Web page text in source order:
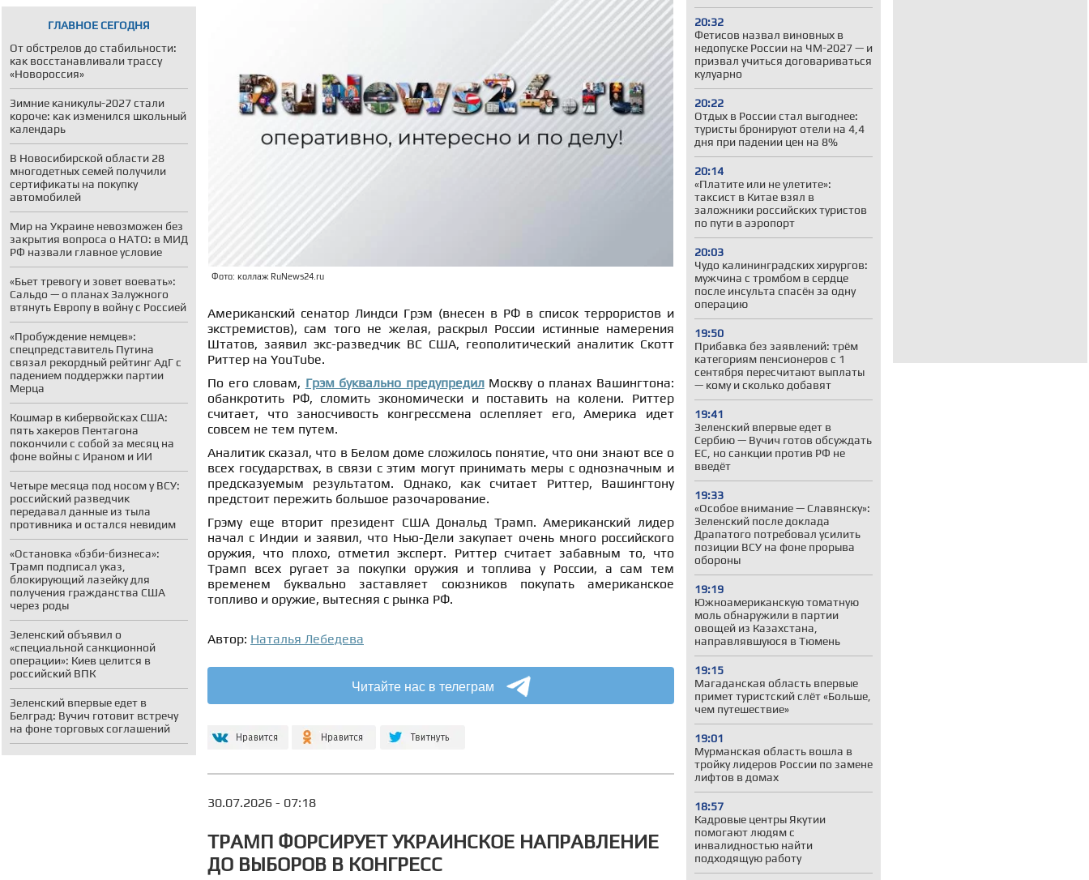
ГЛАВНОЕ СЕГОДНЯ
От обстрелов до стабильности:
как восстанавливали трассу
«Новороссия»
Зимние каникулы-2027 стали
короче: как изменился школьный
календарь
В Новосибирской области 28
многодетных семей получили
сертификаты на покупку
автомобилей
Мир на Украине невозможен без
закрытия вопроса о НАТО: в МИД
РФ назвали главное условие
«Бьет тревогу и зовет воевать»:
Сальдо — о планах Залужного
втянуть Европу в войну с Россией
«Пробуждение немцев»:
спецпредставитель Путина
связал рекордный рейтинг АдГ с
падением поддержки партии
Мерца
Кошмар в кибервойсках США:
пять хакеров Пентагона
покончили с собой за месяц на
фоне войны с Ираном и ИИ
Четыре месяца под носом у ВСУ:
российский разведчик
передавал данные из тыла
противника и остался невидим
«Остановка «бэби-бизнеса»:
Трамп подписал указ,
блокирующий лазейку для
получения гражданства США
через роды
Зеленский объявил о
«специальной санкционной
операции»: Киев целится в
российский ВПК
Зеленский впервые едет в
Белград: Вучич готовит встречу
на фоне торговых соглашений
20:32
Фетисов назвал виновных в
недопуске России на ЧМ-2027 — и
призвал учиться договариваться
кулуарно
20:22
Отдых в России стал выгоднее:
туристы бронируют отели на 4,4
дня при падении цен на 8%
20:14
«Платите или не улетите»:
таксист в Китае взял в
заложники российских туристов
по пути в аэропорт
20:03
Чудо калининградских хирургов:
мужчина с тромбом в сердце
после инсульта спасён за одну
операцию
19:50
Прибавка без заявлений: трём
категориям пенсионеров с 1
сентября пересчитают выплаты
— кому и сколько добавят
19:41
Зеленский впервые едет в
Сербию — Вучич готов обсуждать
ЕС, но санкции против РФ не
введёт
19:33
«Особое внимание — Славянску»:
Зеленский после доклада
Драпатого потребовал усилить
позиции ВСУ на фоне прорыва
обороны
19:19
Южноамериканскую томатную
моль обнаружили в партии
овощей из Казахстана,
направлявшуюся в Тюмень
19:15
Магаданская область впервые
примет туристский слёт «Больше,
чем путешествие»
19:01
Мурманская область вошла в
тройку лидеров России по замене
лифтов в домах
18:57
Кадровые центры Якутии
помогают людям с
инвалидностью найти
подходящую работу
Фото: коллаж RuNews24.ru
Американский сенатор Линдси Грэм (внесен в РФ в список террористов и
экстремистов), сам того не желая, раскрыл России истинные намерения
Штатов, заявил экс-разведчик ВС США, геополитический аналитик Скотт
Риттер на YouTube.
По его словам, Грэм буквально предупредилМоскву о планах Вашингтона:
обанкротить РФ, сломить экономически и поставить на колени. Риттер
считает, что заносчивость конгрессмена ослепляет его, Америка идет
совсем не тем путем.
Аналитик сказал, что в Белом доме сложилось понятие, что они знают все о
всех государствах, в связи с этим могут принимать меры с однозначным и
предсказуемым результатом. Однако, как считает Риттер, Вашингтону
предстоит пережить большое разочарование.
Грэму еще вторит президент США Дональд Трамп. Американский лидер
начал с Индии и заявил, что Нью-Дели закупает очень много российского
оружия, что плохо, отметил эксперт. Риттер считает забавным то, что
Трамп всех ругает за покупки оружия и топлива у России, а сам тем
временем буквально заставляет союзников покупать американское
топливо и оружие, вытесняя с рынка РФ.
Автор: Наталья Лебедева
Читайте нас в телеграм
30.07.2026 - 07:18
ТРАМП ФОРСИРУЕТ УКРАИНСКОЕ НАПРАВЛЕНИЕ
ДО ВЫБОРОВ В КОНГРЕСС